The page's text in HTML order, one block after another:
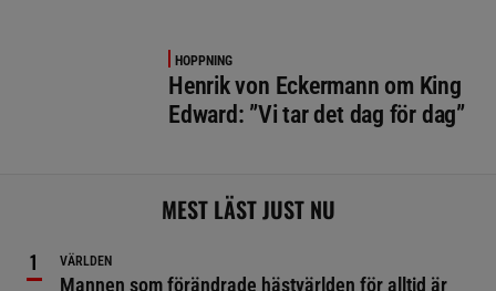
HOPPNING
Henrik von Eckermann om King
Edward: ”Vi tar det dag för dag”
MEST LÄST JUST NU
VÄRLDEN
Mannen som förändrade hästvärlden för alltid är